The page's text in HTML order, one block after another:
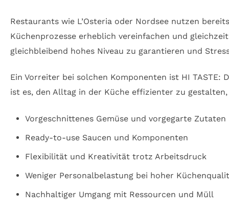
Restaurants wie L’Osteria oder Nordsee nutzen
Küchenprozesse erheblich vereinfachen und
gleichbleibend hohes Niveau zu garantieren und
Ein Vorreiter bei solchen Komponenten ist HI
ist es, den Alltag in der Küche effizienter zu
Vorgeschnittenes Gemüse und vorgegarte Zutaten
Ready-to-use Saucen und Komponenten
Flexibilität und Kreativität trotz Arbeitsdruck
Weniger Personalbelastung bei hoher
Nachhaltiger Umgang mit Ressourcen und Müll